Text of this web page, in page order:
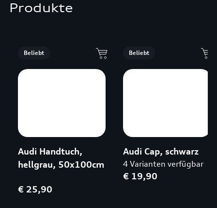
Produkte
Beliebt
Audi Handtuch,
hellgrau, 50x100cm
€ 25,90
Beliebt
Audi Cap, schwarz
4 Varianten verfügbar
€ 19,90